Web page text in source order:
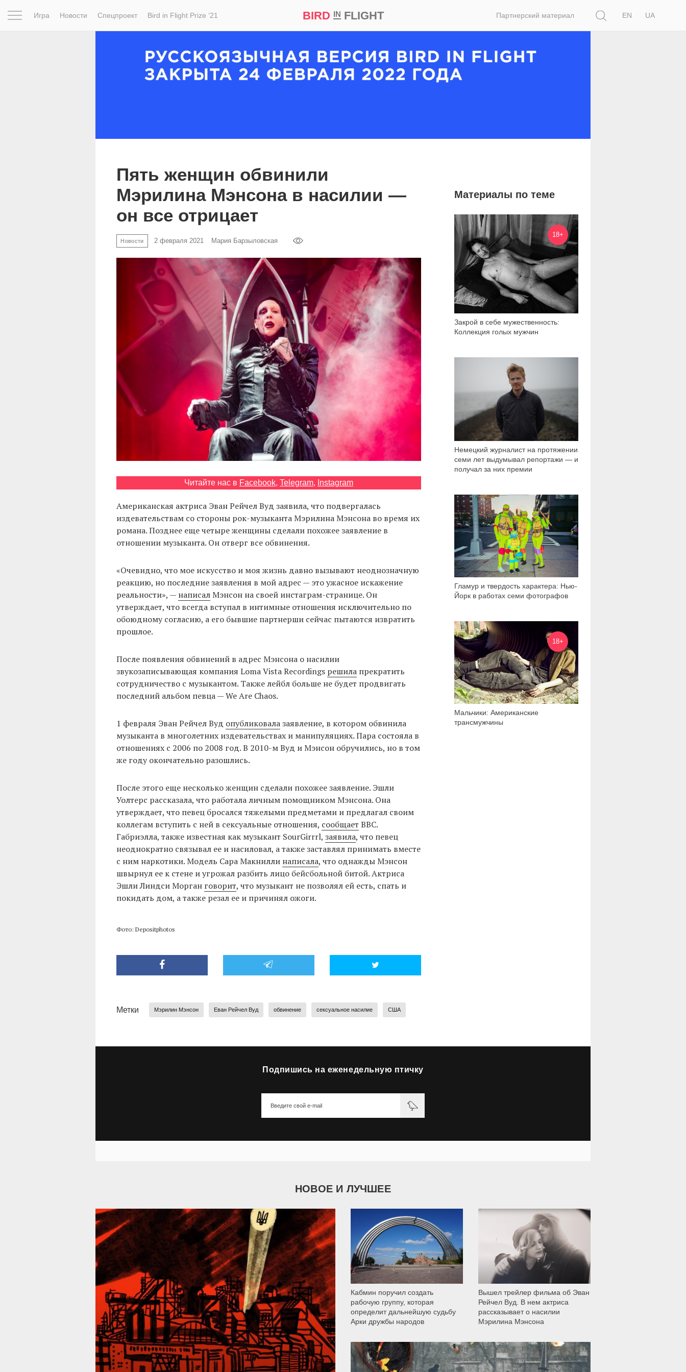
Игра Новости Спецпроект Bird in Flight Prize ‘21 BIRD INFLIGHT Партнерский материал
EN
UA
Пять женщин обвинили
Мэрилина Мэнсона в насилии —
он все отрицает
Новости 2 февраля 2021 Мария Барзыловская
Читайте нас в Facebook, Telegram, Instagram
Американская актриса Эван Рейчел Вуд заявила, что подвергалась
издевательствам со стороны рок-музыканта Мэрилина Мэнсона во время их
романа. Позднее еще четыре женщины сделали похожее заявление в
отношении музыканта. Он отверг все обвинения.
«Очевидно, что мое искусство и моя жизнь давно вызывают неоднозначную
реакцию, но последние заявления в мой адрес — это ужасное искажение
реальности», — написалМэнсон на своей инстаграм-странице. Он
утверждает, что всегда вступал в интимные отношения исключительно по
обоюдному согласию, а его бывшие партнерши сейчас пытаются извратить
прошлое.
После появления обвинений в адрес Мэнсона о насилии
звукозаписывающая компания Loma Vista Recordings решилапрекратить
сотрудничество с музыкантом. Также лейбл больше не будет продвигать
последний альбом певца — We Are Chaos.
1 февраля Эван Рейчел Вуд опубликовалазаявление, в котором обвинила
музыканта в многолетних издевательствах и манипуляциях. Пара состояла в
отношениях с 2006 по 2008 год. В 2010-м Вуд и Мэнсон обручились, но в том
же году окончательно разошлись.
После этого еще несколько женщин сделали похожее заявление. Эшли
Уолтерс рассказала, что работала личным помощником Мэнсона. Она
утверждает, что певец бросался тяжелыми предметами и предлагал своим
коллегам вступить с ней в сексуальные отношения, сообщает ВВС.
Габриэлла, также известная как музыкант SourGirrrl, заявила, что певец
неоднократно связывал ее и насиловал, а также заставлял принимать вместе
с ним наркотики. Модель Сара Макнилли написала, что однажды Мэнсон
швырнул ее к стене и угрожал разбить лицо бейсбольной битой. Актриса
Эшли Линдси Морган говорит, что музыкант не позволял ей есть, спать и
покидать дом, а также резал ее и причинял ожоги.
Фото: Depositphotos
Метки Mэрилин Mэнcон Еван Рейчел Вуд обвинение сексуальное насилие США
Материалы по теме
18+
Закрой в себе мужественность:
Коллекция голых мужчин
33 974
Немецкий журналист на протяжении
семи лет выдумывал репортажи — и
получал за них премии
Гламур и твердость характера: Нью-
Йорк в работах семи фотографов
6 586
18+
Мальчики: Американские
трансмужчины
23 369
Подпишись на еженедельную птичку
НОВОЕ И ЛУЧШЕЕ
39 290
Кабмин поручил создать
рабочую группу, которая
определит дальнейшую судьбу
Арки дружбы народов
9 787
Вышел трейлер фильма об Эван
Рейчел Вуд. В нем актриса
рассказывает о насилии
Мэрилина Мэнсона
12 302